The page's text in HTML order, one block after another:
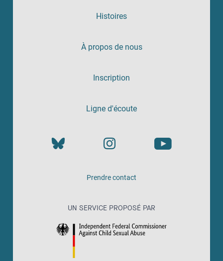
Histoires
À propos de nous
Inscription
Ligne d'écoute
Prendre contact
UN SERVICE PROPOSÉ PAR